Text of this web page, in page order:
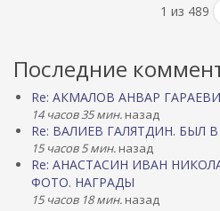
1 из 489
Последние
Re: АКМАЛОВ АНВАР
14 часов 35 мин. назад
Re: ВАЛИЕВ ГАЛЯТДИН. БЫЛ
15 часов 5 мин. назад
Re: АНАСТАСИН ИВАН
ФОТО. НАГРАДЫ
15 часов 18 мин. назад